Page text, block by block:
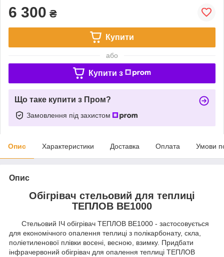
6 300 ₴
Купити
або
Купити з
Що таке купити з Пром?
Замовлення під захистом
Опис Характеристики Доставка Оплата Умови
Опис
Обігрівач стельовий для теплиці
ТЕПЛОВ ВЕ1000
Стельовий ІЧ обігрівач ТЕПЛОВ ВЕ1000 - застосовується
для економічного опалення теплиці з полікарбонату, скла,
поліетиленової плівки восені, весною, взимку. Придбати
інфрачервоний обігрівач для опалення теплиці ТЕПЛОВ